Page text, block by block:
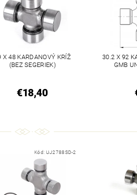
X 48 KARDANOVÝ KRÍŽ
(BEZ SEGERIEK)
€18,40
30.2 X 92
GMB
Kód: UJ2788SD-2